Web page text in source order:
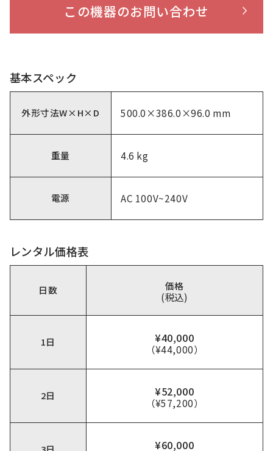
この機器のお問い合わせ
基本スペック
外形寸法W×H×D 500.0×386.0×96.0 mm
重量 4.6 kg
電源 AC 100V~240V
レンタル価格表
日数 価格
(税込)
1日 ¥40,000
（¥44,000）
2日 ¥52,000
（¥57,200）
¥60,000